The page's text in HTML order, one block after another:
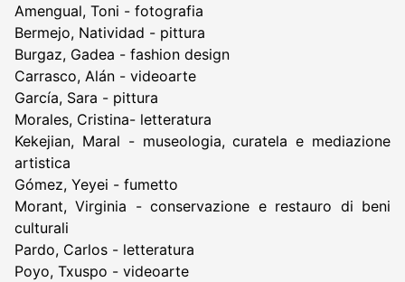
Amengual, Toni - fotografia
Bermejo, Natividad - pittura
Burgaz, Gadea - fashion design
Carrasco, Alán - videoarte
García, Sara - pittura
Morales, Cristina- letteratura
Kekejian, Maral - museologia, curatela e mediazione
artistica
Gómez, Yeyei - fumetto
Morant, Virginia - conservazione e restauro di beni
culturali
Pardo, Carlos - letteratura
Poyo, Txuspo - videoarte